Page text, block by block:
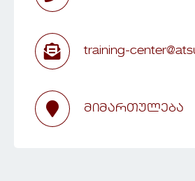
training-
მიმართულება